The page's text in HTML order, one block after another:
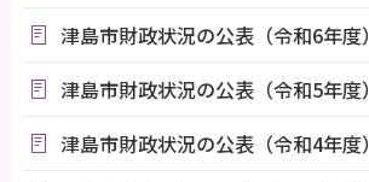
津島市財政状況の公表（令和6年度）
津島市財政状況の公表（令和5年度）
津島市財政状況の公表（令和4年度）